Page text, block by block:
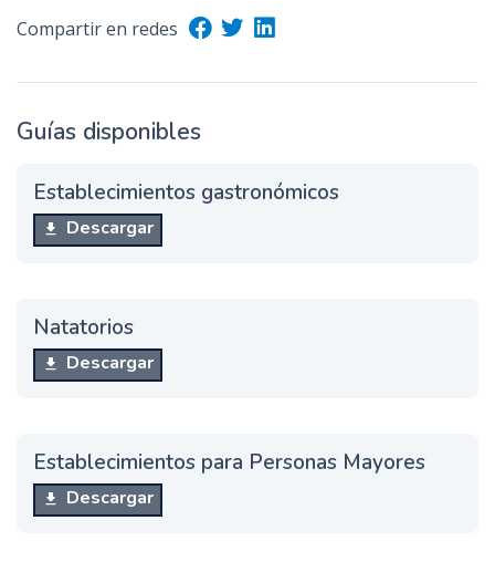
Compartir en redes
Guías disponibles
Establecimientos gastronómicos
Descargar
Natatorios
Descargar
Establecimientos para Personas Mayores
Descargar